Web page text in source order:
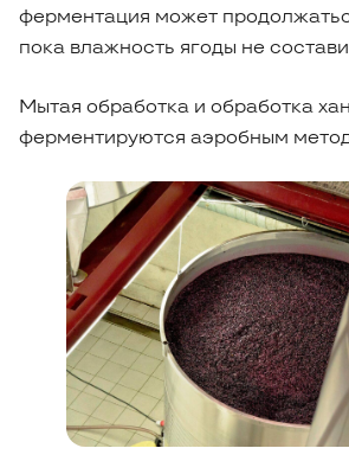
ферментация может
пока влажность ягоды не
Мытая обработка и обработка
ферментируются аэробным